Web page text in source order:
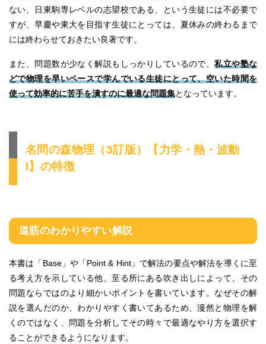
ない、日東駒専レベルの志望校である、という生徒には不必要で
すが、早慶や東大を目指す生徒にとっては、夏休みの終わるまで
には終わらせておきたい良著です。
また、問題数が少なく解説もしっかりしているので、私立や塾な
どで物理を早いペースで学んでいる生徒にとって、空いた時間を
使って効率的に苦手を潰すのに最適な問題集となっています。
名問の森物理（3訂版）【力学・熱・波動
I】の特徴
道筋のわかりやすい解説
本書は「Base」や「Point & Hint」で解法の要点や解法を導くに至
る考え方を示している他、至る所にある吹き出しによって、その
問題ならではのより細かいポイントを書いています。なぜその解
説を選んだのか、わかりやすく書いてあるため、漫然と物理を解
くのではなく、問題を分析してその時々で最適なやり方を選択す
ることができるようになります。